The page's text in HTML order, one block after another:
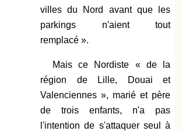
villes du Nord avant que les
parkings n'aient tout
remplacé ».
Mais ce Nordiste « de la
région de Lille, Douai et
Valenciennes », marié et père
de trois enfants, n'a pas
l'intention de s'attaquer seul à